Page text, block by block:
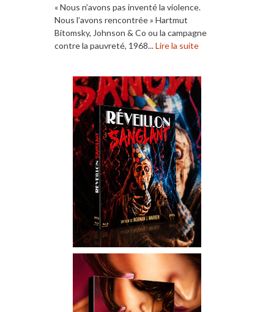
« Nous n’avons pas inventé la violence.
Nous l’avons rencontrée » Hartmut
Bitomsky, Johnson & Co ou la campagne
contre la pauvreté, 1968...Lire la suite